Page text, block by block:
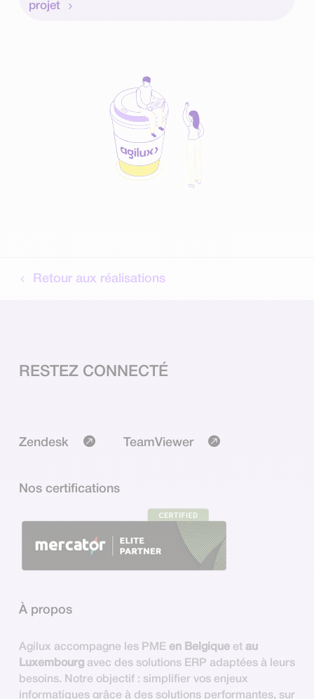
projet
Retour aux réalisations
RESTEZ CONNECTÉ
Zendesk TeamViewer
Nos certifications
À propos
Agilux accompagne les PME en Belgiqueet au
Luxembourg avec des solutions ERP adaptées à leurs
besoins. Notre objectif : simplifier vos enjeux
informatiques grâce à des solutions performantes, sur